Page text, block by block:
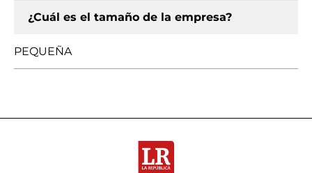
¿Cuál es el tamaño de la empresa?
PEQUEÑA